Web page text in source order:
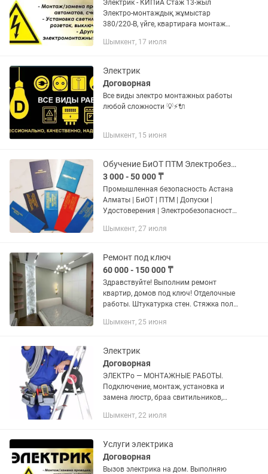
Электрик - КИПиА Стаж 13-жыл
Электро-монтаждық жұмыстар
380/220-В, үйге, квартираға монтаж
розетка ауыстыру, счётчик қою, үзілген
Шымкент, 17 июля
Электрик
Договорная
Все виды электро монтажных работы
любой сложности 💡⚡️🔌
Шымкент, 15 июня
Обучение БиОТ ПТМ Электробезопасность
3 000 - 50 000 ₸
Промышленная безопасность Астана
Алматы | БиОТ | ПТМ | Допуски |
Удостоверения | Электробезопасность
Промбез | Корочки | Работы на высоте
Шымкент, 27 июля
Ремонт под ключ
60 000 - 150 000 ₸
Здравствуйте! Выполним ремонт
квартир, домов под ключ! Отделочные
работы. Штукатурка стен. Стяжка пола,
гипсокартона. Ламинат Паркет
Шымкент, 25 июня
Электрик
Договорная
ЭЛЕКТРо — МОНТАЖНЫЕ РАБОТЫ.
Подключение, монтаж, установка и
замена люстр, браа свитильников,
движения, счетчиков и
103, 105, 121...
Шымкент, 22 июля
Услуги электрика
Договорная
Вызов электрика на дом. Выполняю